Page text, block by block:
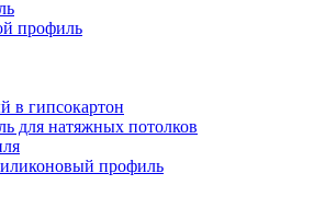
профиль
в гипсокартон
для натяжных потолков
профиль